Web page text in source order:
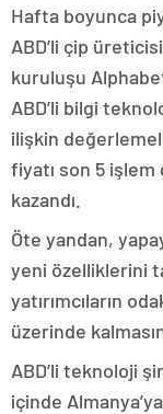
Hafta boyunca
ABD’li çip
kuruluşu
ABD’li bilgi
ilişkin
fiyatı son 5
kazandı.
Öte yandan,
yeni özelliklerini
yatırımcıların
üzerinde
ABD’li teknoloji
içinde